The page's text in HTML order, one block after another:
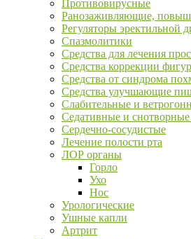
Противовирусные
Ранозаживляющие,
Регуляторы эректильной
Спазмолитики
Средства для лечения
Средства коррекции
Средства от синдрома
Средства улучшающие
Слабительные и
Седативные и
Сердечно-сосудистые
Лечение полости рта
ЛОР органы
Горло
Ухо
Нос
Урологические
Ушные капли
Артрит